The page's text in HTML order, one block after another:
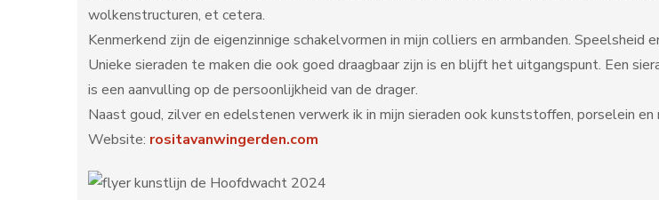
wolkenstructuren, et cetera.
Kenmerkend zijn de eigenzinnige schakelvormen in mijn colliers en armbanden.
Unieke sieraden te maken die ook goed draagbaar zijn is en blijft het uitgangspunt. Een
is een aanvulling op de persoonlijkheid van de drager.
Naast goud, zilver en edelstenen verwerk ik in mijn sieraden ook kunststoffen, porselein
Website: rositavanwingerden.com